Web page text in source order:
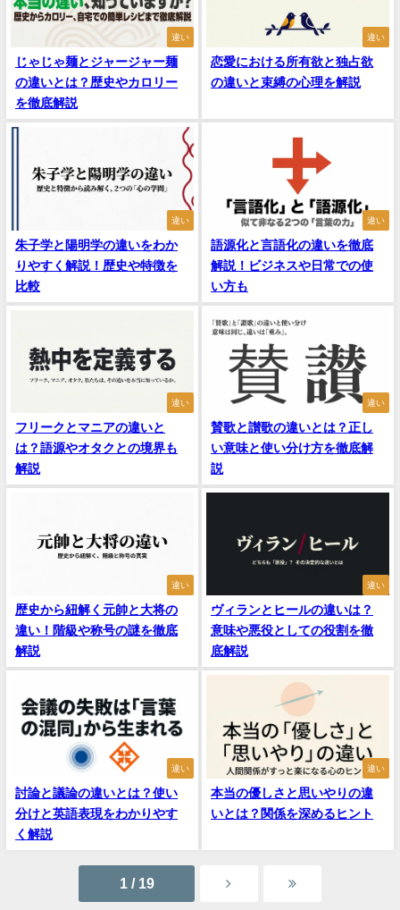
違い
じゃじゃ麺とジャージャー麺
の違いとは？歴史やカロリー
を徹底解説
違い
恋愛における所有欲と独占欲
の違いと束縛の心理を解説
違い
朱子学と陽明学の違いをわか
りやすく解説！歴史や特徴を
比較
違い
語源化と言語化の違いを徹底
解説！ビジネスや日常での使
い方も
違い
フリークとマニアの違いと
は？語源やオタクとの境界も
解説
違い
賛歌と讃歌の違いとは？正し
い意味と使い分け方を徹底解
説
違い
歴史から紐解く元帥と大将の
違い！階級や称号の謎を徹底
解説
違い
ヴィランとヒールの違いは？
意味や悪役としての役割を徹
底解説
違い
討論と議論の違いとは？使い
分けと英語表現をわかりやす
く解説
違い
本当の優しさと思いやりの違
いとは？関係を深めるヒント
1 / 19